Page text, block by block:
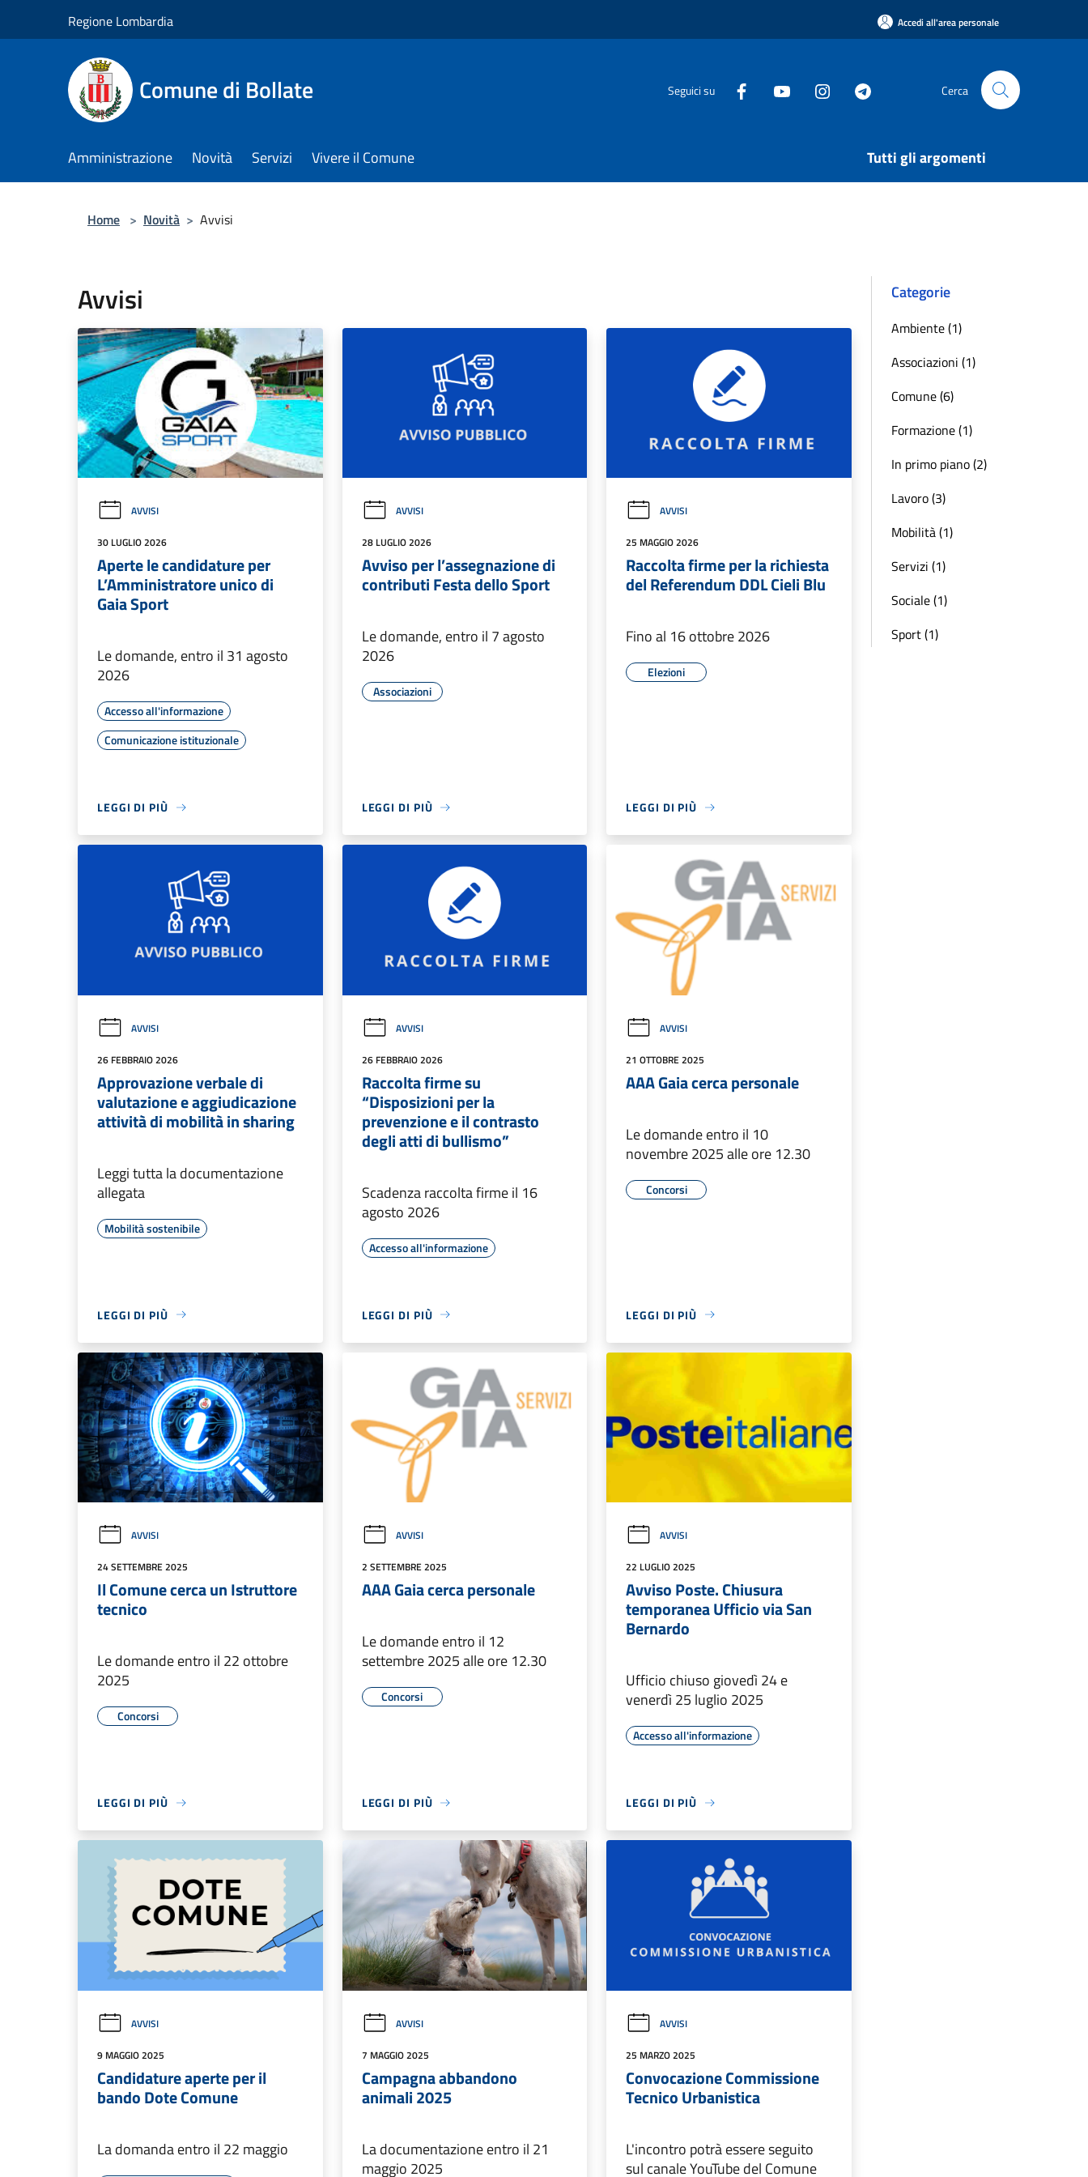
Regione Lombardia Accedi all'area personale
Comune di Bollate Seguici su Cerca
Amministrazione Novità Servizi Vivere il Comune Tutti gli argomenti
Home > Novità > Avvisi
Avvisi
AVVISI
30 LUGLIO 2026
Aperte le candidature per
L’Amministratore unico di
Gaia Sport
Le domande, entro il 31 agosto
2026
Accesso all'informazione
Comunicazione istituzionale
LEGGI DI PIÙ
AVVISI
28 LUGLIO 2026
Avviso per l’assegnazione di
contributi Festa dello Sport
Le domande, entro il 7 agosto
2026
Associazioni
LEGGI DI PIÙ
AVVISI
25 MAGGIO 2026
Raccolta firme per la richiesta
del Referendum DDL Cieli Blu
Fino al 16 ottobre 2026
Elezioni
LEGGI DI PIÙ
AVVISI
26 FEBBRAIO 2026
Approvazione verbale di
valutazione e aggiudicazione
attività di mobilità in sharing
Leggi tutta la documentazione
allegata
Mobilità sostenibile
LEGGI DI PIÙ
AVVISI
26 FEBBRAIO 2026
Raccolta firme su
“Disposizioni per la
prevenzione e il contrasto
degli atti di bullismo”
Scadenza raccolta firme il 16
agosto 2026
Accesso all'informazione
LEGGI DI PIÙ
AVVISI
21 OTTOBRE 2025
AAA Gaia cerca personale
Le domande entro il 10
novembre 2025 alle ore 12.30
Concorsi
LEGGI DI PIÙ
AVVISI
24 SETTEMBRE 2025
Il Comune cerca un Istruttore
tecnico
Le domande entro il 22 ottobre
2025
Concorsi
LEGGI DI PIÙ
AVVISI
2 SETTEMBRE 2025
AAA Gaia cerca personale
Le domande entro il 12
settembre 2025 alle ore 12.30
Concorsi
LEGGI DI PIÙ
AVVISI
22 LUGLIO 2025
Avviso Poste. Chiusura
temporanea Ufficio via San
Bernardo
Ufficio chiuso giovedì 24 e
venerdì 25 luglio 2025
Accesso all'informazione
LEGGI DI PIÙ
AVVISI
9 MAGGIO 2025
Candidature aperte per il
bando Dote Comune
La domanda entro il 22 maggio
AVVISI
7 MAGGIO 2025
Campagna abbandono
animali 2025
La documentazione entro il 21
maggio 2025
AVVISI
25 MARZO 2025
Convocazione Commissione
Tecnico Urbanistica
L'incontro potrà essere seguito
sul canale YouTube del Comune
Categorie
Ambiente (1)
Associazioni (1)
Comune (6)
Formazione (1)
In primo piano (2)
Lavoro (3)
Mobilità (1)
Servizi (1)
Sociale (1)
Sport (1)